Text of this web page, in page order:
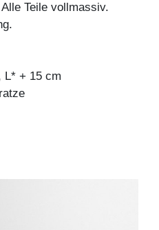
Teile vollmassiv.
L* + 15 cm